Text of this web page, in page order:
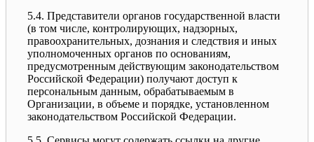
5.4. Представители органов государственной власти
(в том числе, контролирующих, надзорных,
правоохранительных, дознания и следствия и иных
уполномоченных органов по основаниям,
предусмотренным действующим законодательством
Российской Федерации) получают доступ к
персональным данным, обрабатываемым в
Организации, в объеме и порядке, установленном
законодательством Российской Федерации.